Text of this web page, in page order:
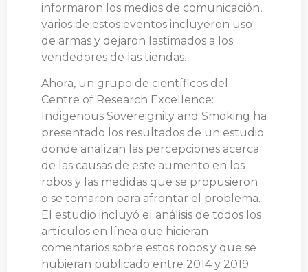
informaron los medios de comunicación,
varios de estos eventos incluyeron uso
de armas y dejaron lastimados a los
vendedores de las tiendas.
Ahora, un grupo de científicos del
Centre of Research Excellence:
Indigenous Sovereignity and Smoking ha
presentado los resultados de un estudio
donde analizan las percepciones acerca
de las causas de este aumento en los
robos y las medidas que se propusieron
o se tomaron para afrontar el problema.
El estudio incluyó el análisis de todos los
artículos en línea que hicieran
comentarios sobre estos robos y que se
hubieran publicado entre 2014 y 2019.